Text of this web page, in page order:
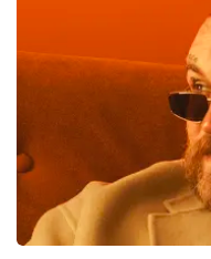
laatste 30 minuten
BESTEL NU